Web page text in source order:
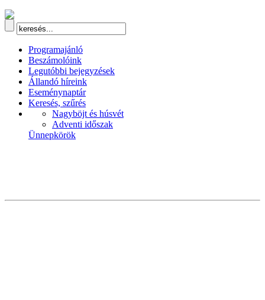
Programajánló
Beszámolóink
Legutóbbi bejegyzések
Állandó híreink
Eseménynaptár
Keresés, szűrés
Nagyböjt és húsvét
Adventi időszak
Ünnepkörök